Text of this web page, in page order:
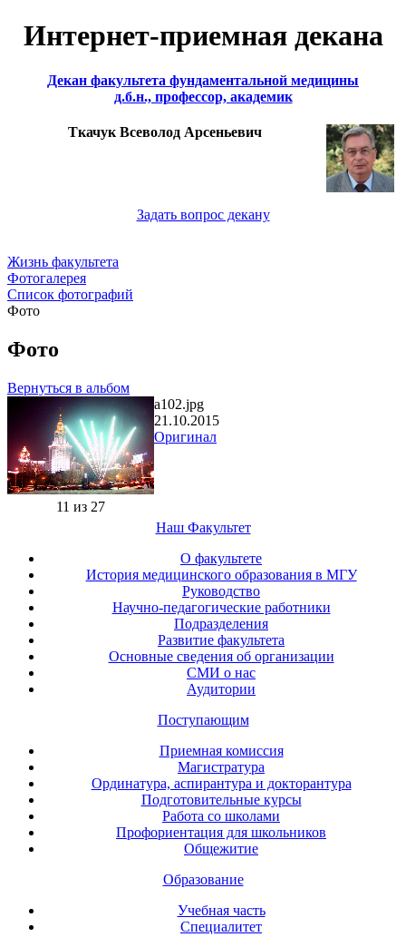
Интернет-приемная декана
Декан факультета фундаментальной медицины
д.б.н., профессор, академик
Ткачук Всеволод Арсеньевич
Задать вопрос декану
Жизнь факультета
Фотогалерея
Список фотографий
Фото
Фото
Вернуться в альбом
11 из 27
a102.jpg
21.10.2015
Оригинал
Наш Факультет
О факультете
История медицинского образования в МГУ
Руководство
Научно-педагогические работники
Подразделения
Развитие факультета
Основные сведения об организации
СМИ о нас
Аудитории
Поступающим
Приемная комиссия
Магистратура
Ординатура, аспирантура и докторантура
Подготовительные курсы
Работа со школами
Профориентация для школьников
Общежитие
Образование
Учебная часть
Специалитет